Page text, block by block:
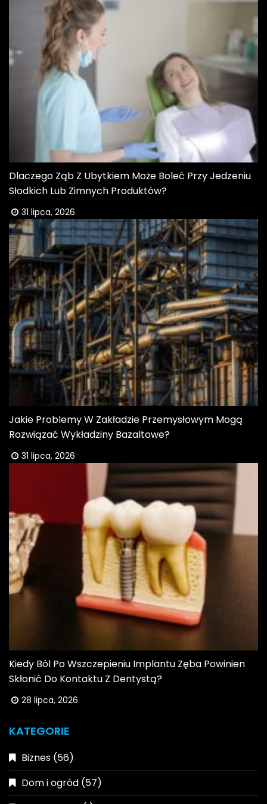
Dlaczego Ząb Z Ubytkiem Może Boleć Przy Jedzeniu
Słodkich Lub Zimnych Produktów?
31 lipca, 2026
Jakie Problemy W Zakładzie Przemysłowym Mogą
Rozwiązać Wykładziny Bazaltowe?
31 lipca, 2026
Kiedy Ból Po Wszczepieniu Implantu Zęba Powinien
Skłonić Do Kontaktu Z Dentystą?
28 lipca, 2026
KATEGORIE
Biznes (56)
Dom i ogród (57)